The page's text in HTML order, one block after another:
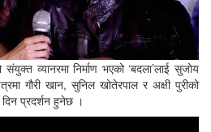
व्यानरमा निर्माण भएको ‘बदला’लाई सुजोय
गौरी खान, सुनिल खोतेरपाल र अक्षी पुरीको
प्रदर्शन हुनेछ ।